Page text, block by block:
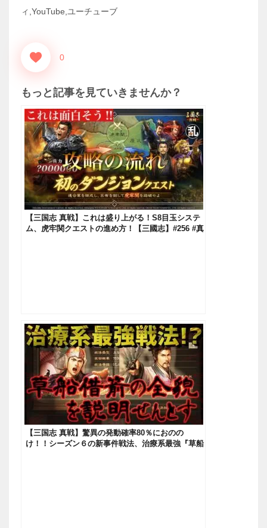
ィ,YouTube,ユーチューブ
0
もっと記事を見ていきませんか？
【三国志 真戦】これは盛り上がる！S8目玉システ
ム、虎牢関クエストの進め方！【三國志】#256 #真
【三国志 真戦】驚異の発動確率80％におのの
け！！シーズン６の新事件戦法、治療系最強『草船